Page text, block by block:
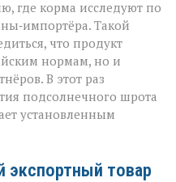
где корма исследуют по
Такой
что продукт
нормам, но и
В этот раз
подсолнечного шрота
установленным
товар